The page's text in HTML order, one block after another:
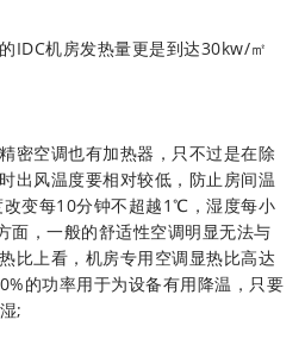
IDC机房发热量更是到达30kw/㎡
密空调也有加热器，只不过是在除
出风温度要相对较低，防止房间温
变每10分钟不超越1℃，湿度每小
面，一般的舒适性空调明显无法与
比上看，机房专用空调显热比高达
的功率用于为设备有用降温，只要
;